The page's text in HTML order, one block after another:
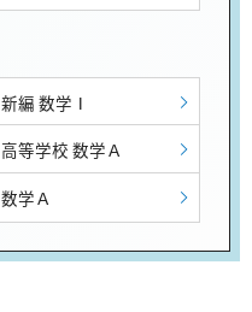
新編 数学Ⅰ
高等学校 数学Ａ
数学Ａ